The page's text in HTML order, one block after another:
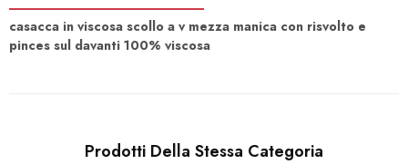
casacca in viscosa scollo a v mezza manica con risvolto e
pinces sul davanti 100% viscosa
Prodotti Della Stessa Categoria